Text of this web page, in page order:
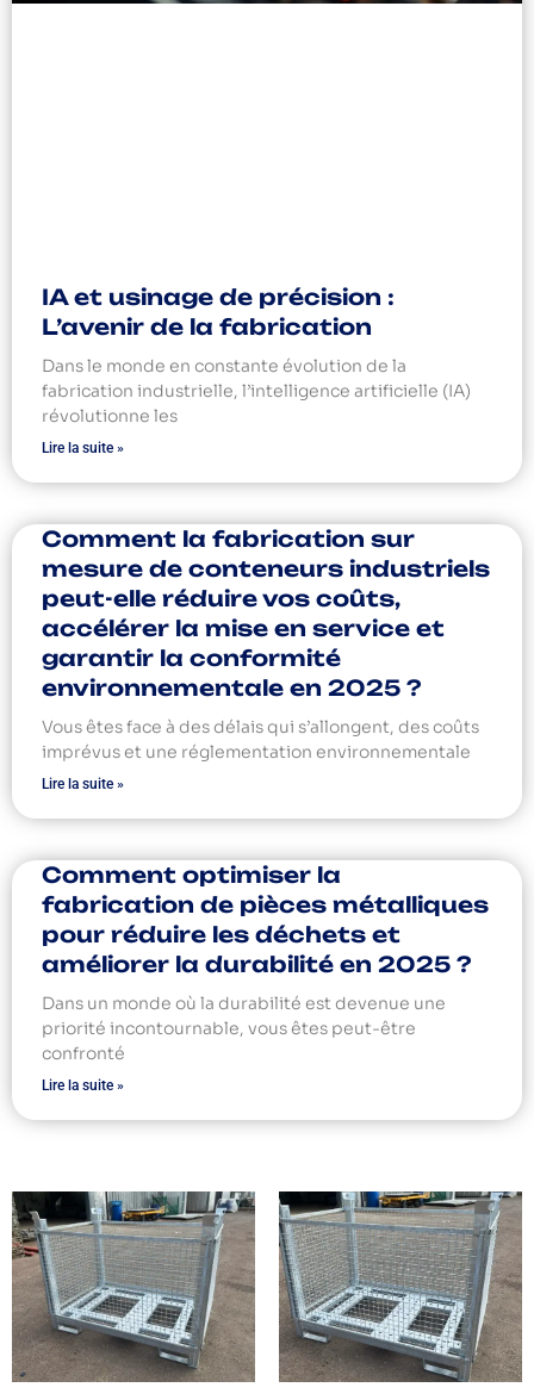
IA et usinage de précision :
L’avenir de la fabrication
Dans le monde en constante évolution de la
fabrication industrielle, l’intelligence artificielle (IA)
révolutionne les
Lire la suite »
Comment la fabrication sur
mesure de conteneurs industriels
peut-elle réduire vos coûts,
accélérer la mise en service et
garantir la conformité
environnementale en 2025 ?
Vous êtes face à des délais qui s’allongent, des coûts
imprévus et une réglementation environnementale
Lire la suite »
Comment optimiser la
fabrication de pièces métalliques
pour réduire les déchets et
améliorer la durabilité en 2025 ?
Dans un monde où la durabilité est devenue une
priorité incontournable, vous êtes peut-être
confronté
Lire la suite »